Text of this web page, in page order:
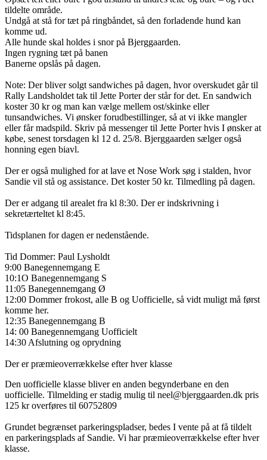
tildelte område.
Undgå at stå for tæt på ringbåndet, så den forladende hund kan
komme ud.
Alle hunde skal holdes i snor på Bjerggaarden.
Ingen rygning tæt på banen
Banerne opslås på dagen.
Note: Der bliver solgt sandwiches på dagen, hvor overskudet går til
Rally Landsholdet tak til Jette Porter der står for det. En sandwich
koster 30 kr og man kan vælge mellem ost/skinke eller
tunsandwiches. Vi ønsker forudbestillinger, så at vi ikke mangler
eller får madspild. Skriv på messenger til Jette Porter hvis I ønsker at
købe, senest torsdagen kl 12 d. 25/8. Bjerggaarden sælger også
honning egen biavl.
Der er også mulighed for at lave et Nose Work søg i stalden, hvor
Sandie vil stå og assistance. Det koster 50 kr. Tilmedling på dagen.
Der er adgang til arealet fra kl 8:30. Der er indskrivning i
sekretærteltet kl 8:45.
Tidsplanen for dagen er nedenstående.
Tid Dommer: Paul Lysholdt
9:00 Banegennemgang E
10:1O Banegennemgang S
11:05 Banegennemgang Ø
12:00 Dommer frokost, alle B og Uofficielle, så vidt muligt må først
komme her.
12:35 Banegennemgang B
14: 00 Banegennemgang Uofficielt
14:30 Afslutning og oprydning
Der er præmieoverrækkelse efter hver klasse
Den uofficielle klasse bliver en anden begynderbane en den
uofficielle. Tilmelding er stadig mulig til neel@bjerggaarden.dk pris
125 kr overføres til 60752809
Grundet begrænset parkeringspladser, bedes I vente på at få tildelt
en parkeringsplads af Sandie. Vi har præmieoverrækkelse efter hver
klasse.